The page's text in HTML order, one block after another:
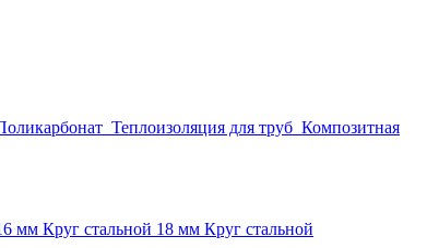
Теплоизоляция для труб Композитная
мм Круг стальной 18 мм Круг стальной